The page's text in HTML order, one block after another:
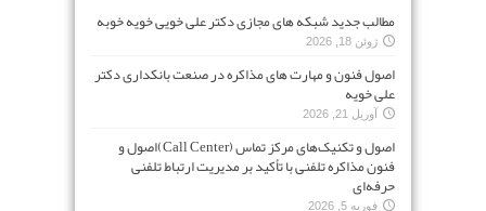
مطالب جدید شبکه های مجازی دکتر علی خویی خویه خوبه
ژوئن 18, 2026
اصول فنون و مهارت های مذاکره در صنعت بانکداری دکتر
علی خویه
آوریل 21, 2026
اصول و تکنیک‌های مرکز تماس (Call Center)اصول و
فنون مذاکره تلفنی با تأکید بر مدیریت ارتباط تلفنی
حرفه‌ای
فوریه 5, 2026